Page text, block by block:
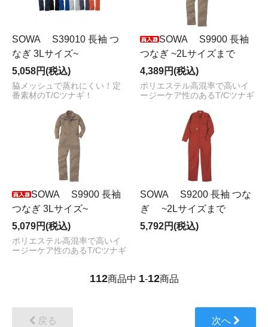
SOWA S39010 長袖 つ
なぎ 3Lサイズ~
5,058円(税込)
脇メッシュで蒸れにくい！定
番素材のT/Cツナギ！
SOWA S9900 長袖
つなぎ ~2Lサイズまで
4,389円(税込)
ポリエステル高混率で高いイ
ージーケア性のあるT/Cツナギ
SOWA S9900 長袖
つなぎ 3Lサイズ~
5,079円(税込)
ポリエステル高混率で高いイ
ージーケア性のあるT/Cツナギ
SOWA S9200 長袖 つな
ぎ ~2Lサイズまで
5,792円(税込)
112商品中 1-12商品
戻る 次へ